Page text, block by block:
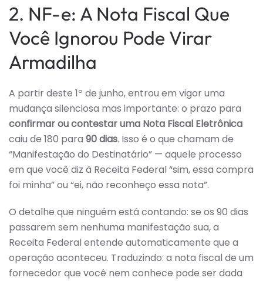
2. NF-e: A Nota Fiscal Que
Você Ignorou Pode Virar
Armadilha
A partir deste 1º de junho, entrou em vigor uma
mudança silenciosa mas importante: o prazo para
confirmar ou contestar uma Nota Fiscal Eletrônica
caiu de 180 para 90 dias. Isso é o que chamam de
“Manifestação do Destinatário” — aquele processo
em que você diz à Receita Federal “sim, essa compra
foi minha” ou “ei, não reconheço essa nota”.
O detalhe que ninguém está contando: se os 90 dias
passarem sem nenhuma manifestação sua, a
Receita Federal entende automaticamente que a
operação aconteceu. Traduzindo: a nota fiscal de um
fornecedor que você nem conhece pode ser dada